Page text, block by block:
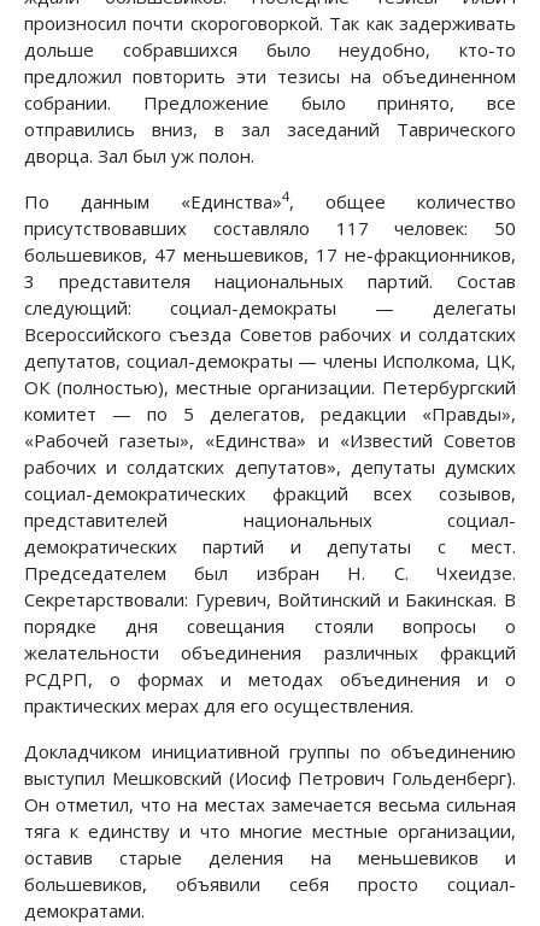
произносил почти скороговоркой. Так как задерживать
дольше собравшихся было неудобно, кто-то
предложил повторить эти тезисы на объединенном
собрании. Предложение было принято, все
отправились вниз, в зал заседаний Таврического
дворца. Зал был уж полон.
По данным «Единства»4, общее количество
присутствовавших составляло 117 человек: 50
большевиков, 47 меньшевиков, 17 не-фракционников,
3 представителя национальных партий. Состав
следующий: социал-демократы — делегаты
Всероссийского съезда Советов рабочих и солдатских
депутатов, социал-демократы — члены Исполкома, ЦК,
ОК (полностью), местные организации. Петербургский
комитет — по 5 делегатов, редакции «Правды»,
«Рабочей газеты», «Единства» и «Известий Советов
рабочих и солдатских депутатов», депутаты думских
социал-демократических фракций всех созывов,
представителей национальных социал-
демократических партий и депутаты с мест.
Председателем был избран Н. С. Чхеидзе.
Секретарствовали: Гуревич, Войтинский и Бакинская. В
порядке дня совещания стояли вопросы о
желательности объединения различных фракций
РСДРП, о формах и методах объединения и о
практических мерах для его осуществления.
Докладчиком инициативной группы по объединению
выступил Мешковский (Иосиф Петрович Гольденберг).
Он отметил, что на местах замечается весьма сильная
тяга к единству и что многие местные организации,
оставив старые деления на меньшевиков и
большевиков, объявили себя просто социал-
демократами.